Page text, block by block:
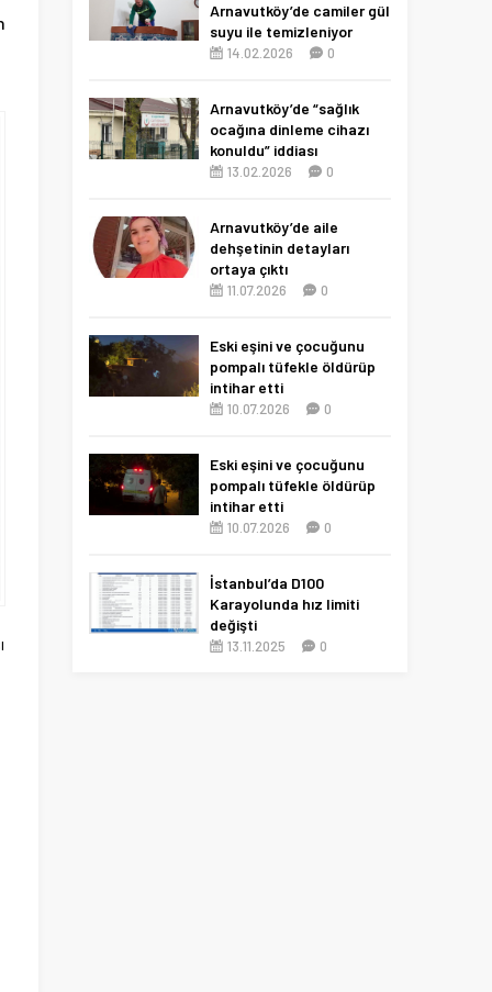
Arnavutköy’de camiler gül
suyu ile temizleniyor
14.02.2026 0
Arnavutköy’de “sağlık
ocağına dinleme cihazı
konuldu” iddiası
13.02.2026 0
Arnavutköy’de aile
dehşetinin detayları
ortaya çıktı
11.07.2026 0
Eski eşini ve çocuğunu
pompalı tüfekle öldürüp
intihar etti
10.07.2026 0
Eski eşini ve çocuğunu
pompalı tüfekle öldürüp
intihar etti
10.07.2026 0
İstanbul’da D100
Karayolunda hız limiti
değişti
13.11.2025 0